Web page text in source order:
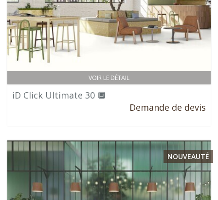
VOIR LE DÉTAIL
iD Click Ultimate 30 🔲
Demande de devis
NOUVEAUTÉ